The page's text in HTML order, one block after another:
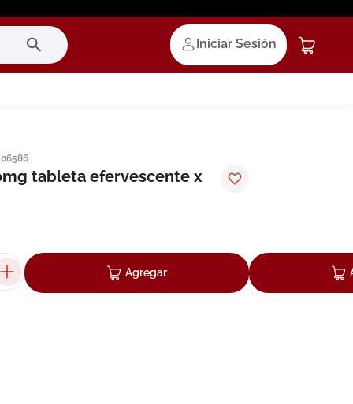
Iniciar Sesión
tableta efervescente x
Agregar